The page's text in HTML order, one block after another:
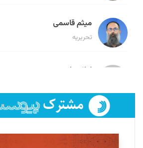
میثم قاسمی
تحریریه
لیلا حنارود
فائزه فتحی رستمی
تحریریه